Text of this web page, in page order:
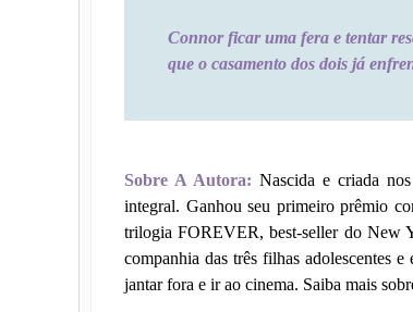
Connor ficar uma fera e tentar
que o casamento dos dois já
Sobre A Autora: Nascida e criada
integral. Ganhou seu primeiro prêmio
trilogia FOREVER, best-seller do New
companhia das três filhas adolescentes
jantar fora e ir ao cinema. Saiba mais